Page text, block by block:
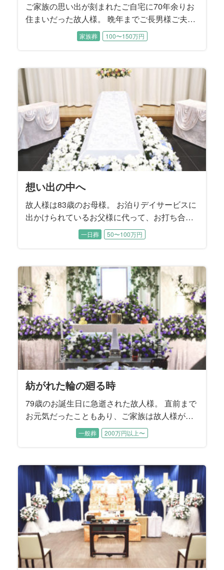
ご家族の思い出が刻まれたご自宅に70年余りお
住まいだった故人様。 晩年までご長男様ご夫婦
とお孫様に囲まれて過ごされました。 ご性格は
明るくてとても活動的、地元にはお友達もたく
れていたそうです。 この度は8年前にご主人様
のお見送りをお手伝いさせていただいたご縁で
ご依頼をいただきました。
家族葬 100〜150万円
想い出の中へ
故人様は83歳のお母様。 お泊りデイサービスに
出かけられているお父様に代って、お打ち合わ
せは喪主であるご長女様と旦那様にご同席いた
だきました。 お父様は施主をお務めになりま
を執り行うことで、お母様を亡くされたお父様
が今後もしっかり生きていけるようなお別れに
することを望まれました。
一日葬 50〜100万円
紡がれた輪の廻る時
79歳のお誕生日に急逝された故人様。 直前まで
お元気だったこともあり、ご家族は故人様が旅
立たれたことをまだ実感できないご様子でし
た。 性格が明るくて世話焼き、頼まれると嫌と
も信頼されていました。 ご家族に向ける愛情も
同じで、奥様やお子様方を様々な場面で支えて
こられたそうです。 そんな故人様への大きな感
謝を込めて、ご家族はしっかり送ってあげたい
とおっしゃいました。
一般葬 200万円以上〜